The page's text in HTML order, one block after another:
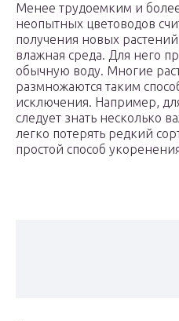
Менее трудоемким и
неопытных цветоводов
получения новых
влажная среда. Для него
обычную воду. Многие
размножаются таким
исключения. Например,
следует знать несколько
легко потерять редкий
простой способ